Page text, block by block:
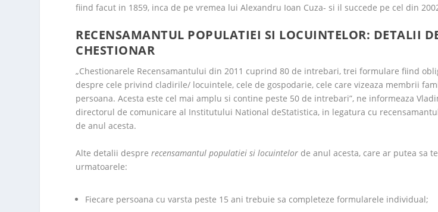
fiind facut in 1859, inca de pe vremea lui Alexandru Ioan Cuza- si il succede pe cel din
RECENSAMANTUL POPULATIEI SI LOCUINTELOR: DETALII
CHESTIONAR
„Chestionarele Recensamantului din 2011 cuprind 80 de intrebari, trei formulare fiind
despre cele privind cladirile/ locuintele, cele de gospodarie, cele care vizeaza membrii
persoana. Acesta este cel mai amplu si contine peste 50 de intrebari”, ne informeaza
directorul de comunicare al Institutului National deStatistica, in legatura cu
de anul acesta.
Alte detalii desprerecensamantul populatiei si locuintelor de anul acesta, care ar putea sa
urmatoarele:
Fiecare persoana cu varsta peste 15 ani trebuie sa completeze formularele individual;